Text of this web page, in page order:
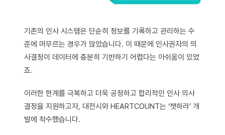
기존의 인사 시스템은 단순히 정보를 기록하고 관리하는 수
준에 머무르는 경우가 많았습니다. 이 때문에 인사권자의 의
사결정이 데이터에 충분히 기반하기 어렵다는 아쉬움이 있었
죠.
이러한 한계를 극복하고 더욱 공정하고 합리적인 인사 의사
결정을 지원하고자, 대전시와 HEARTCOUNT는 ‘챗하라’ 개
발에 착수했습니다.